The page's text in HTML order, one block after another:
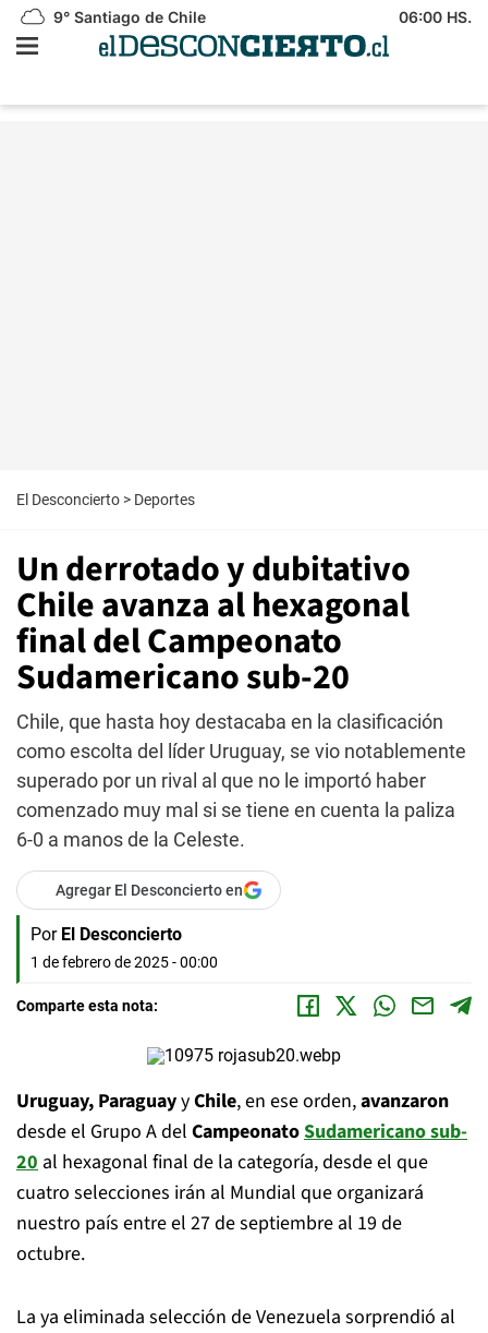
9° Santiago de Chile 06:00 HS.
El Desconcierto > Deportes
Un derrotado y dubitativo
Chile avanza al hexagonal
final del Campeonato
Sudamericano sub-20
Chile, que hasta hoy destacaba en la clasificación
como escolta del líder Uruguay, se vio notablemente
superado por un rival al que no le importó haber
comenzado muy mal si se tiene en cuenta la paliza
6-0 a manos de la Celeste.
Agregar El Desconcierto en
Por El Desconcierto
1 de febrero de 2025 - 00:00
Comparte esta nota:
Uruguay, ParaguayyChile, en ese orden,avanzaron
desde el Grupo A del CampeonatoSudamericano sub-
20 al hexagonal final de la categoría, desde el que
cuatro selecciones irán al Mundial que organizará
nuestro país entre el 27 de septiembre al 19 de
octubre.
La ya eliminada selección de Venezuela sorprendió al